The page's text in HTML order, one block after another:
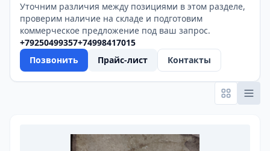
Уточним различия между позициями в этом разделе,
проверим наличие на складе и подготовим
коммерческое предложение под ваш запрос.
+79250499357+74998417015
Позвонить
Прайс-лист Контакты